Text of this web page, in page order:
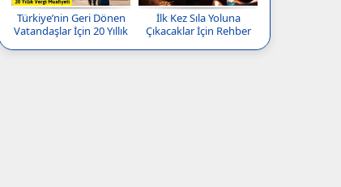
Türkiye’nin Geri Dönen
Vatandaşlar İçin 20 Yıllık
İlk Kez Sıla Yoluna
Çıkacaklar İçin Rehber